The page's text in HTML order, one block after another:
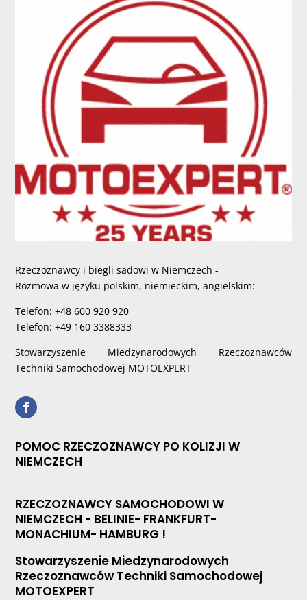
Rzeczoznawcy i biegli sadowi w Niemczech -
Rozmowa w języku polskim, niemieckim, angielskim:
Telefon: +48 600 920 920
Telefon: +49 160 3388333
Stowarzyszenie Miedzynarodowych Rzeczoznawców
Techniki Samochodowej MOTOEXPERT
POMOC RZECZOZNAWCY PO KOLIZJI W
NIEMCZECH
RZECZOZNAWCY SAMOCHODOWI W
NIEMCZECH - BELINIE- FRANKFURT-
MONACHIUM- HAMBURG !
Stowarzyszenie Miedzynarodowych
Rzeczoznawców Techniki Samochodowej
MOTOEXPERT